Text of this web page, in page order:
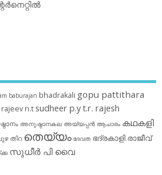
baburajan bhadrakali gopu pattithara
rajeev n.t sudheer p.yt.r. rajesh
അനുഷ്ഠാനകല അയ്യപ്പന്‍ ആചാരം കഥകളി
തിറ തെയ്യം ദേവത ഭദ്രകാളി രാജീവ്
സുധീര്‍ പി വൈ